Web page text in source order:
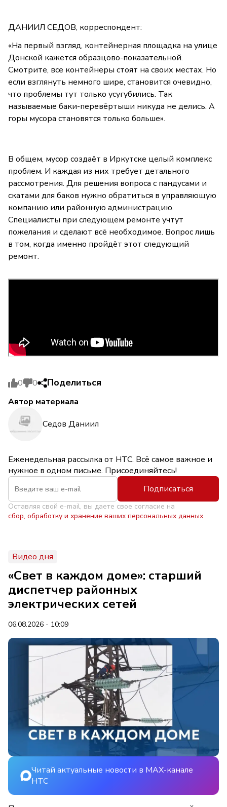
ДАНИИЛ СЕДОВ, корреспондент:
«На первый взгляд, контейнерная площадка на улице
Донской кажется образцово-показательной.
Смотрите, все контейнеры стоят на своих местах. Но
если взглянуть немного шире, становится очевидно,
что проблемы тут только усугубились. Так
называемые баки-перевёртыши никуда не делись. А
горы мусора становятся только больше».
В общем, мусор создаёт в Иркутске целый комплекс
проблем. И каждая из них требует детального
рассмотрения. Для решения вопроса с пандусами и
скатами для баков нужно обратиться в управляющую
компанию или районную администрацию.
Специалисты при следующем ремонте учтут
пожелания и сделают всё необходимое. Вопрос лишь
в том, когда именно пройдёт этот следующий
ремонт.
0 0 Поделиться
Автор материала
Седов Даниил
Еженедельная рассылка от НТС. Всё самое важное и
нужное в одном письме. Присоединяйтесь!
Подписаться
Оставляя свой e-mail, вы даете свое согласие на
сбор, обработку и хранение ваших персональных данных
Видео дня
«Свет в каждом доме»: старший
диспетчер районных
электрических сетей
06.08.2026 - 10:09
Читай актуальные новости в MAX-канале
НТС